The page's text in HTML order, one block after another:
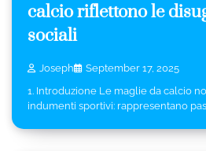
calcio riflettono le
sociali
Joseph
September 17, 2025
1. Introduzione Le maglie da calcio
indumenti sportivi: rappresentano